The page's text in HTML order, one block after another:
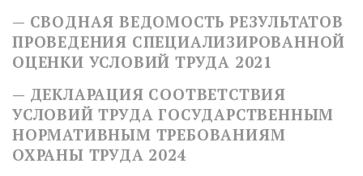
— СВОДНАЯ ВЕДОМОСТЬ РЕЗУЛЬТАТОВ
ПРОВЕДЕНИЯ СПЕЦИАЛИЗИРОВАННОЙ
ОЦЕНКИ УСЛОВИЙ ТРУДА 2021
— ДЕКЛАРАЦИЯ СООТВЕТСТВИЯ
УСЛОВИЙ ТРУДА ГОСУДАРСТВЕННЫМ
НОРМАТИВНЫМ ТРЕБОВАНИЯМ
ОХРАНЫ ТРУДА 2024